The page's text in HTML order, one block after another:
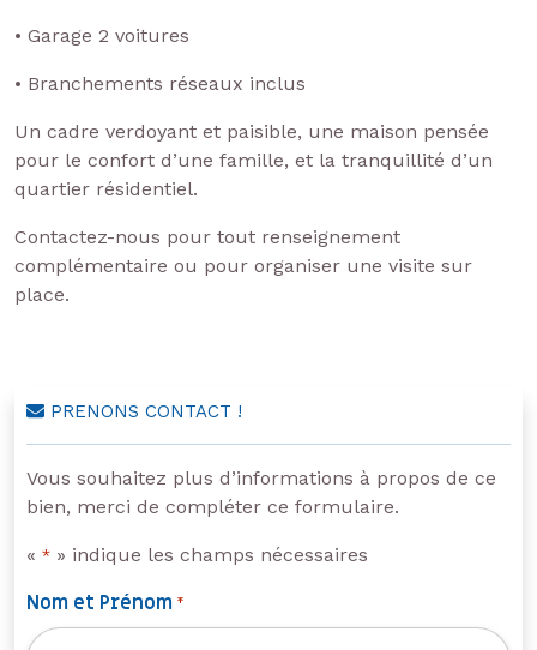
PRENONS CONTACT !
Vous souhaitez plus d’informations à propos de ce
bien, merci de compléter ce formulaire.
« * » indique les champs nécessaires
Nom et Prénom *
• Garage 2 voitures
• Branchements réseaux inclus
Un cadre verdoyant et paisible, une maison pensée
pour le confort d’une famille, et la tranquillité d’un
quartier résidentiel.
Contactez-nous pour tout renseignement
complémentaire ou pour organiser une visite sur
place.